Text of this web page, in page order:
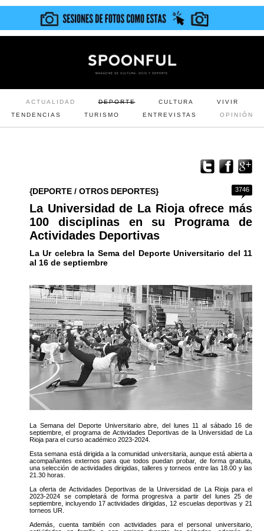
ACTUALIDAD DEPORTE CULTURA
VIVIR
TENDENCIAS
TURISMO ENTREVISTAS OPINIÓN
3746
{DEPORTE / OTROS DEPORTES}
La Universidad de La Rioja ofrece más
100 disciplinas en su Programa de
Actividades Deportivas
La Ur celebra la Sema del Deporte Universitario del 11
al 16 de septiembre
La Semana del Deporte Universitario abre, del lunes 11 al sábado 16 de
septiembre, el programa de Actividades Deportivas de la Universidad de La
Rioja para el curso académico 2023-2024.
Esta semana está dirigida a la comunidad universitaria, aunque está abierta a
acompañantes externos para que todos puedan probar, de forma gratuita,
una selección de actividades dirigidas, talleres y torneos entre las 18.00 y las
21.30 horas.
La oferta de Actividades Deportivas de la Universidad de La Rioja para el
2023-2024 se completará de forma progresiva a partir del lunes 25 de
septiembre, incluyendo 17 actividades dirigidas, 12 escuelas deportivas y 21
torneos UR.
Además, cuenta también con actividades para el personal universitario,